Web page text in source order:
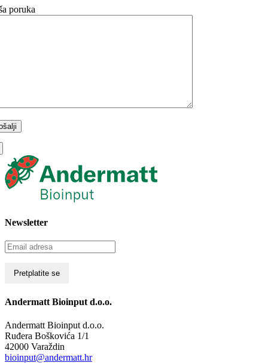
poruka
Newsletter
Andermatt Bioinput d.o.o.
Andermatt Bioinput d.o.o.
Ruđera Boškovića 1/1
42000 Varaždin
bioinput@andermatt.hr